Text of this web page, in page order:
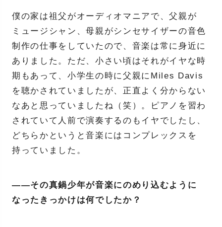
僕の家は祖父がオーディオマニアで、父親が
ミュージシャン、母親がシンセサイザーの音色
制作の仕事をしていたので、音楽は常に身近に
ありました。ただ、小さい頃はそれがイヤな時
期もあって、小学生の時に父親にMiles Davis
を聴かされていましたが、正直よく分からない
なあと思っていましたね（笑）。ピアノを習わ
されていて人前で演奏するのもイヤでしたし、
どちらかというと音楽にはコンプレックスを
持っていました。
――その真鍋少年が音楽にのめり込むように
なったきっかけは何でしたか？